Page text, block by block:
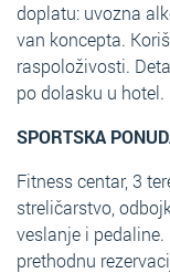
doplatu: uvozna
van koncepta.
raspoloživosti.
po dolasku u hotel.
SPORTSKA
Fitness centar, 3
streličarstvo,
veslanje i
prethodnu